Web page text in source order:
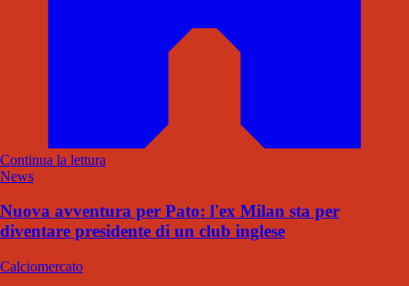
Continua la lettura
News
Nuova avventura per Pato: l'ex Milan sta per
diventare presidente di un club inglese
Calciomercato